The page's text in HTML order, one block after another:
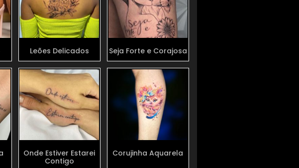
Leões Delicados Seja Forte e Corajosa
Onde Estiver Estarei
Contigo
Corujinha Aquarela